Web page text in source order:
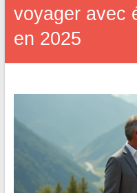
voyager avec
en 2025